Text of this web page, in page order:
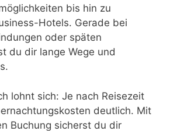
bis hin zu
Hotels. Gerade bei
oder späten
du dir lange Wege und
lohnt sich: Je nach Reisezeit
deutlich. Mit
Buchung sicherst du dir